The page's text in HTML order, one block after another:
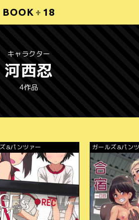
BOOK + 18
キャラクター
河西忍
4作品
&パンツァー ガールズ&パン